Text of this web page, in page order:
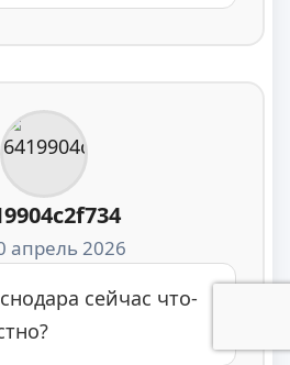
апрель 2026
сейчас что-